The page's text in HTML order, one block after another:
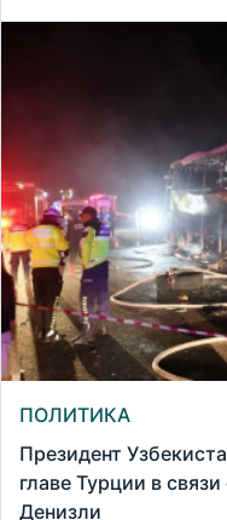
ПОЛИТИКА
Президент
главе Турции в
Денизли